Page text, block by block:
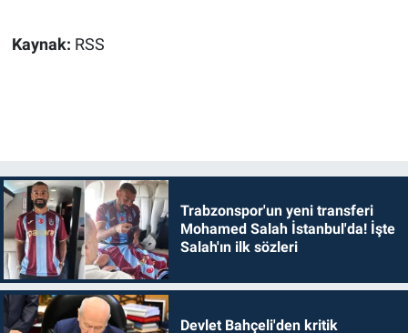
Kaynak: RSS
Trabzonspor'un yeni transferi
Mohamed Salah İstanbul'da! İşte
Salah'ın ilk sözleri
Devlet Bahçeli'den kritik